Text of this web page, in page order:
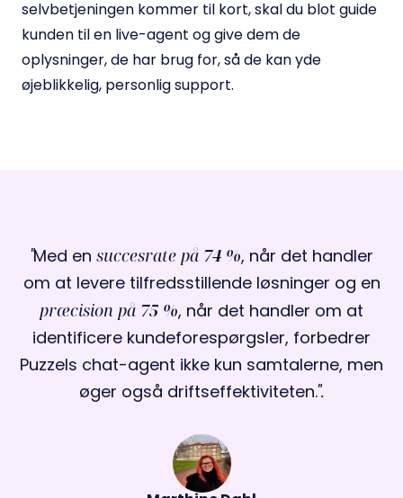
selvbetjeningen kommer til kort, skal du blot guide
kunden til en live-agent og give dem de
oplysninger, de har brug for, så de kan yde
øjeblikkelig, personlig support.
Med en succesrate på 74 %, når det handler
om at levere tilfredsstillende løsninger og en
præcision på 75 %, når det handler om at
identificere kundeforespørgsler, forbedrer
Puzzels chat-agent ikke kun samtalerne, men
øger også driftseffektiviteten.